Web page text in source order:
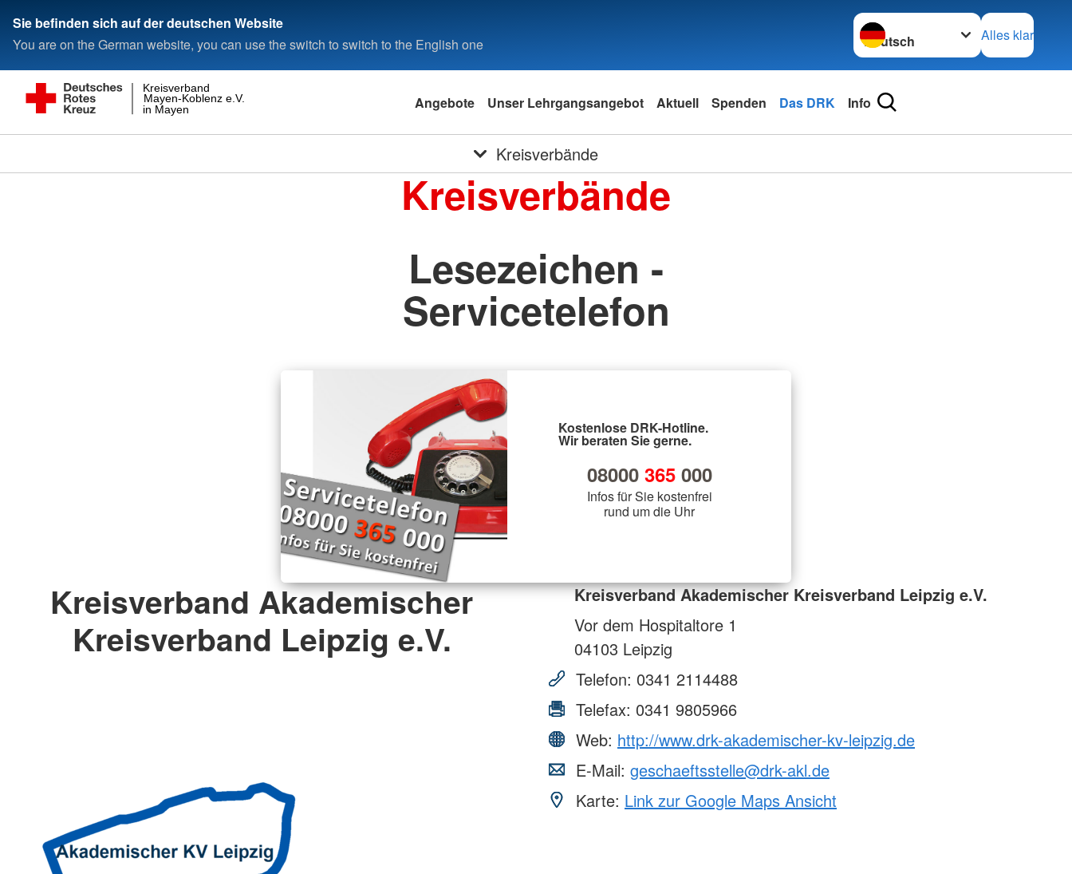
Sie befinden sich auf der deutschen Website
You are on the German website, you can use the switch to switch to the English one
Sprache wechseln zu
Alles klar
in Mayen
Mayen-Koblenz e.V.
Kreisverband
Angebote Unser Lehrgangsangebot Aktuell Spenden Das DRK Info
Kreisverbände
Kreisverbände
Lesezeichen -
Servicetelefon
Kostenlose DRK-Hotline.
Wir beraten Sie gerne.
08000 365000
Infos für Sie kostenfrei
rund um die Uhr
Kreisverband Akademischer
Kreisverband Leipzig e.V.
Kreisverband Akademischer Kreisverband Leipzig e.V.
Vor dem Hospitaltore 1
04103 Leipzig
Telefon: 0341 2114488
Telefax: 0341 9805966
Web: http://www.drk-akademischer-kv-leipzig.de
E-Mail: geschaeftsstelle@drk-akl.de
Karte: Link zur Google Maps Ansicht